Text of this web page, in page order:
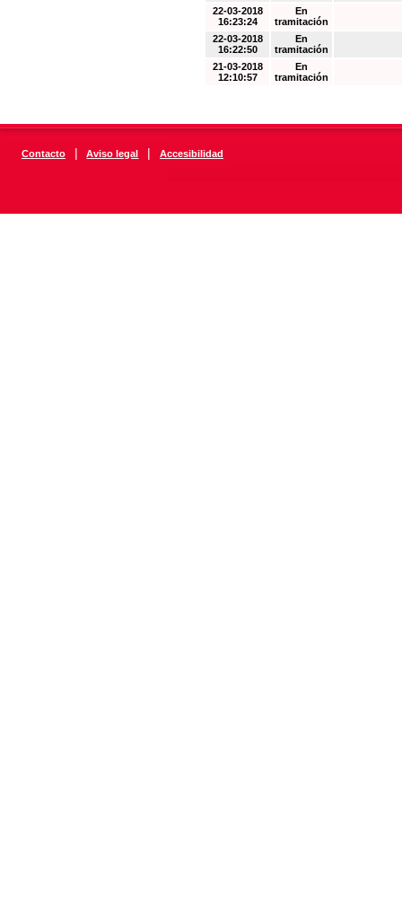
22-03-2018
16:23:24
En
tramitación
22-03-2018
16:22:50
En
tramitación
21-03-2018
12:10:57
En
tramitación
Contacto | Aviso legal | Accesibilidad